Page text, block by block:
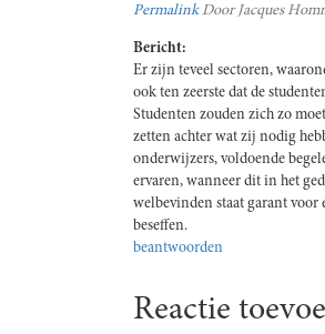
PermalinkDoor Jacques
Bericht:
Er zijn teveel sectoren,
ook ten zeerste dat de
Studenten zouden zich zo
zetten achter wat zij nodig
onderwijzers, voldoende
ervaren, wanneer dit in het
welbevinden staat garant
beseffen.
beantwoorden
Reactie